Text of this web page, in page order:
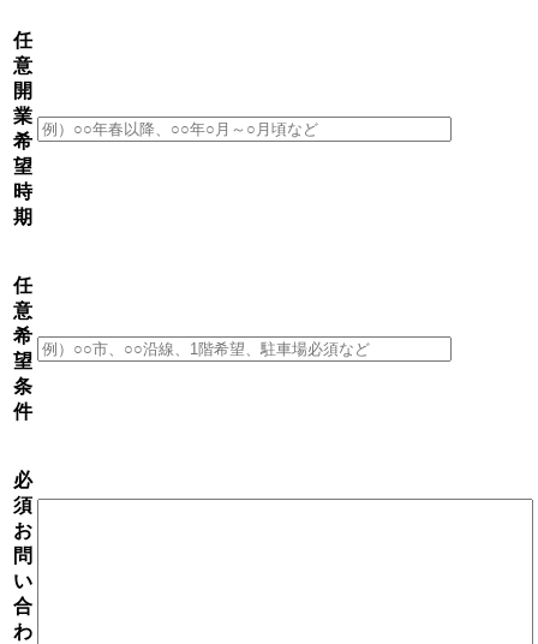
任
意
開
業
希
望
時
期
任
意
希
望
条
件
必
須
お
問
い
合
わ